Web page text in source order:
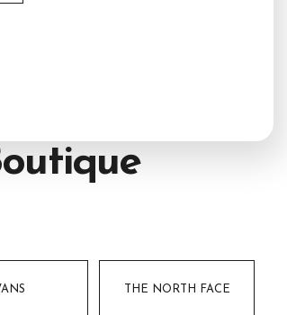
THE NORTH FACE